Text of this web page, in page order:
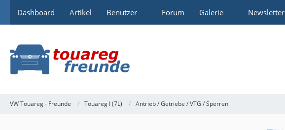
Dashboard Artikel Benutzer Forum Galerie Newsletter
VW Touareg - Freunde Touareg I (7L) Antrieb / Getriebe / VTG / Sperren